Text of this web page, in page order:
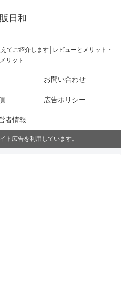
日和
てご紹介します│レビューとメリット・
リット
お問い合わせ
広告ポリシー
者情報
ト広告を利用しています。